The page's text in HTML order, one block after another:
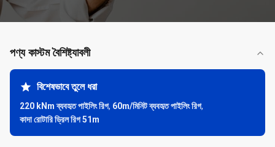
পণ্য কাস্টম বৈশিষ্ট্যাবলী
বিশেষভাবে তুলে ধরা
220 kNm ব্যবহৃত পাইলিং রিগ, 60m/মিনিট ব্যবহৃত পাইলিং রিগ,
কাদা রোটারি ড্রিল রিগ 51m